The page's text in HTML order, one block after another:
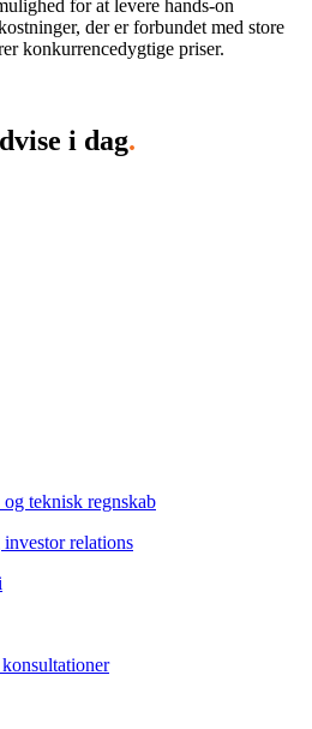
for at levere hands-on
der er forbundet med store
konkurrencedygtige priser.
i dag.
teknisk regnskab
relations